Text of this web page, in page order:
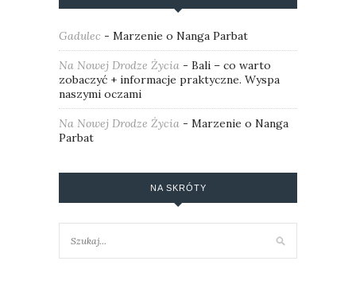
Gadulec - Marzenie o Nanga Parbat
Na Nowej Drodze Życia - Bali – co warto
zobaczyć + informacje praktyczne. Wyspa
naszymi oczami
Na Nowej Drodze Życia - Marzenie o Nanga
Parbat
NA SKRÓTY